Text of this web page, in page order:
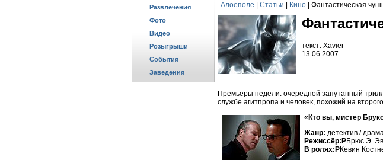
Развлечения
Фото
Видео
Розыгрыши
События
Заведения
Алоеполе Статьи Кино Фантастическая
текст: Xavier
13.06.2007
Премьеры недели: очередной запутанный
службе агитпропа и человек, похожий на
«Кто вы, мистер
Жанр: детектив /
Режиссёр:PБрюс Э.
В ролях:PКевин